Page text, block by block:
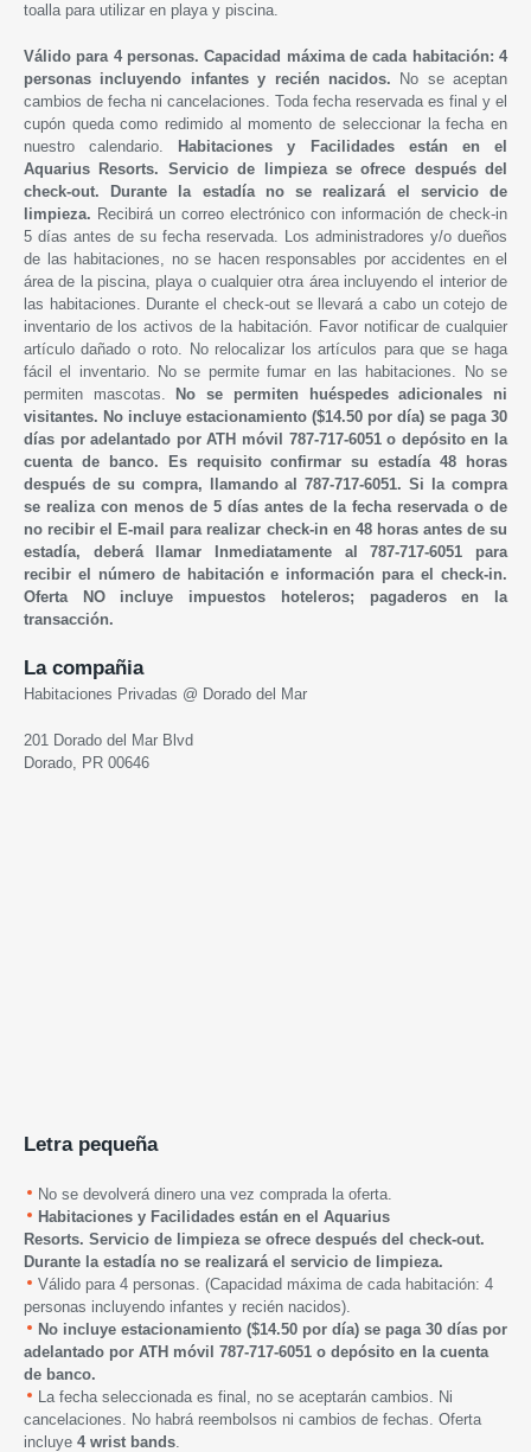
toalla para utilizar en playa y piscina.
Válido para 4 personas. Capacidad máxima de cada habitación: 4
personas incluyendo infantes y recién nacidos. No se aceptan
cambios de fecha ni cancelaciones. Toda fecha reservada es final y el
cupón queda como redimido al momento de seleccionar la fecha en
nuestro calendario. Habitaciones y Facilidades están en el
Aquarius Resorts. Servicio de limpieza se ofrece después del
check-out. Durante la estadía no se realizará el servicio de
limpieza. Recibirá un correo electrónico con información de check-in
5 días antes de su fecha reservada. Los administradores y/o dueños
de las habitaciones, no se hacen responsables por accidentes en el
área de la piscina, playa o cualquier otra área incluyendo el interior de
las habitaciones. Durante el check-out se llevará a cabo un cotejo de
inventario de los activos de la habitación. Favor notificar de cualquier
artículo dañado o roto. No relocalizar los artículos para que se haga
fácil el inventario. No se permite fumar en las habitaciones. No se
permiten mascotas. No se permiten huéspedes adicionales ni
visitantes. No incluye estacionamiento ($14.50 por día) se paga 30
días por adelantado por ATH móvil 787-717-6051 o depósito en la
cuenta de banco. Es requisito confirmar su estadía 48 horas
después de su compra, llamando al 787-717-6051. Si la compra
se realiza con menos de 5 días antes de la fecha reservada o de
no recibir el E-mail para realizar check-in en 48 horas antes de su
estadía, deberá llamar Inmediatamente al 787-717-6051 para
recibir el número de habitación e información para el check-in.
Oferta NO incluye impuestos hoteleros; pagaderos en la
transacción.
La compañia
Habitaciones Privadas @ Dorado del Mar
201 Dorado del Mar Blvd
Dorado, PR 00646
Letra pequeña
No se devolverá dinero una vez comprada la oferta.
Habitaciones y Facilidades están en el Aquarius
Resorts. Servicio de limpieza se ofrece después del check-out.
Durante la estadía no se realizará el servicio de limpieza.
Válido para 4 personas. (Capacidad máxima de cada habitación: 4
personas incluyendo infantes y recién nacidos).
No incluye estacionamiento ($14.50 por día) se paga 30 días por
adelantado por ATH móvil 787-717-6051 o depósito en la cuenta
de banco.
La fecha seleccionada es final, no se aceptarán cambios. Ni
cancelaciones. No habrá reembolsos ni cambios de fechas. Oferta
incluye 4 wrist bands